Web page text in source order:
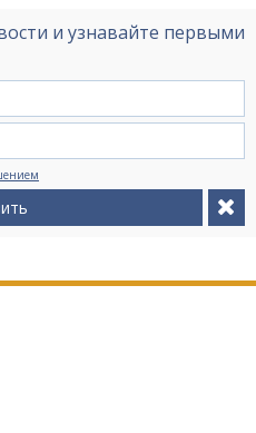
и узнавайте первыми